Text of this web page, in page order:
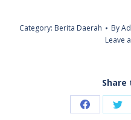
Category: Berita Daerah By
Leave
Share